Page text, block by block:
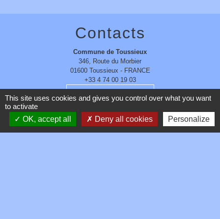
Contacts
Commune de Toussieux
346, Route du Morbier
01600 Toussieux - FRANCE
+33 4 74 00 19 03
Contact par formulaire
This site uses cookies and gives you control over what you want
to activate
OK, accept all
Deny all cookies Personalize